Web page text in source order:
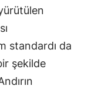
standardı da
şekilde